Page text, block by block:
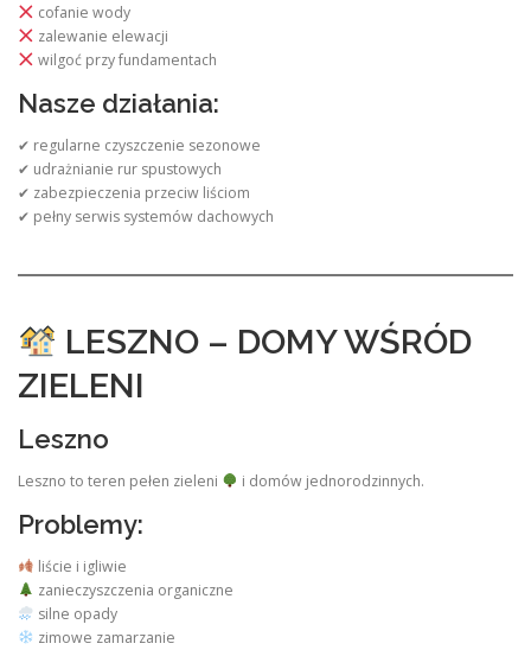
cofanie wody
zalewanie elewacji
wilgoć przy fundamentach
Nasze działania:
✔ regularne czyszczenie sezonowe
✔ udrażnianie rur spustowych
✔ zabezpieczenia przeciw liściom
✔ pełny serwis systemów dachowych
LESZNO – DOMY WŚRÓD
ZIELENI
Leszno
Leszno to teren pełen zieleni i domów jednorodzinnych.
Problemy:
liście i igliwie
zanieczyszczenia organiczne
silne opady
zimowe zamarzanie